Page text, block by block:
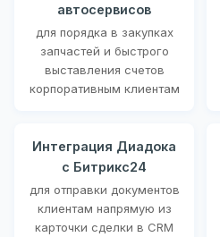
автосервисов
для порядка в закупках
запчастей и быстрого
выставления счетов
корпоративным клиентам
Интеграция Диадока
с Битрикс24
для отправки документов
клиентам напрямую из
карточки сделки в CRM